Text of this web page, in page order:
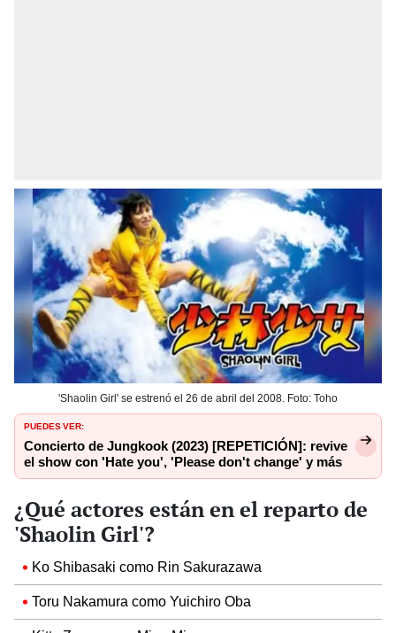
'Shaolin Girl' se estrenó el 26 de abril del 2008. Foto: Toho
PUEDES VER:
Concierto de Jungkook (2023) [REPETICIÓN]: revive
el show con 'Hate you', 'Please don't change' y más
¿Qué actores están en el reparto de
'Shaolin Girl'?
Ko Shibasaki como Rin Sakurazawa
Toru Nakamura como Yuichiro Oba